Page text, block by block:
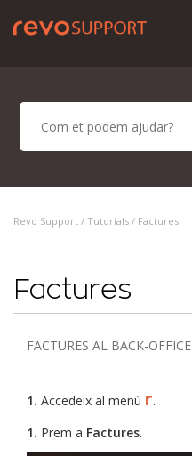
Revo Support / Tutorials / Factures
Factures
FACTURES AL BACK-OFFICE
1. Accedeix al menú r.
1. Prem a Factures.